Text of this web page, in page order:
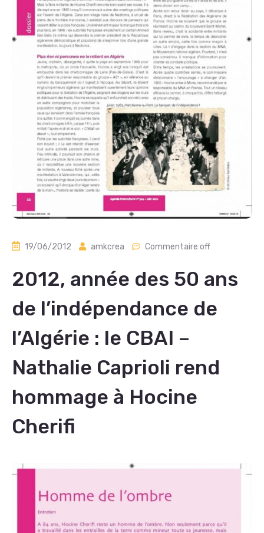
19/06/2012 amkcrea Commentaire off
2012, année des 50 ans
de l’indépendance de
l’Algérie : le CBAI –
Nathalie Caprioli rend
hommage à Hocine
Cherifi